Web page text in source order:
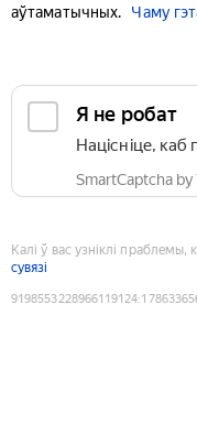
аўтаматычных.
Чаму
Я не робат
Націсніце, каб
SmartCaptcha by
Калі ў вас узніклі праблемы,
сувязі
9198553228966119124: